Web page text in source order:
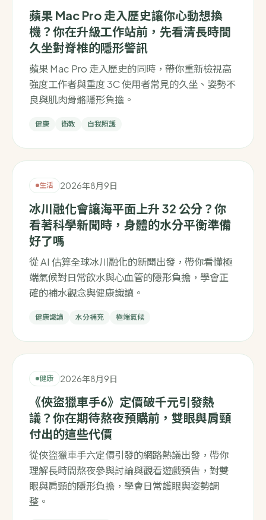
蘋果 Mac Pro 走入歷史讓你心動想換
機？你在升級工作站前，先看清長時間
久坐對脊椎的隱形警訊
蘋果 Mac Pro 走入歷史的同時，帶你重新檢視高
強度工作者與重度 3C 使用者常見的久坐、姿勢不
良與肌肉骨骼隱形負擔。
健康 衛教 自我照護
生活 2026年8月9日
冰川融化會讓海平面上升 32 公分？你
看著科學新聞時，身體的水分平衡準備
好了嗎
從 AI 估算全球冰川融化的新聞出發，帶你看懂極
端氣候對日常飲水與心血管的隱形負擔，學會正
確的補水觀念與健康識讀。
健康識讀 水分補充 極端氣候
健康 2026年8月9日
《俠盜獵車手6》定價破千元引發熱
議？你在期待熬夜預購前，雙眼與肩頸
付出的這些代價
從俠盜獵車手六定價引發的網路熱議出發，帶你
理解長時間熬夜參與討論與觀看遊戲預告，對雙
眼與肩頸的隱形負擔，學會日常護眼與姿勢調
整。